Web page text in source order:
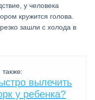
у человека
кружится голова.
зашли с холода в
также:
вылечить
у ребенка?